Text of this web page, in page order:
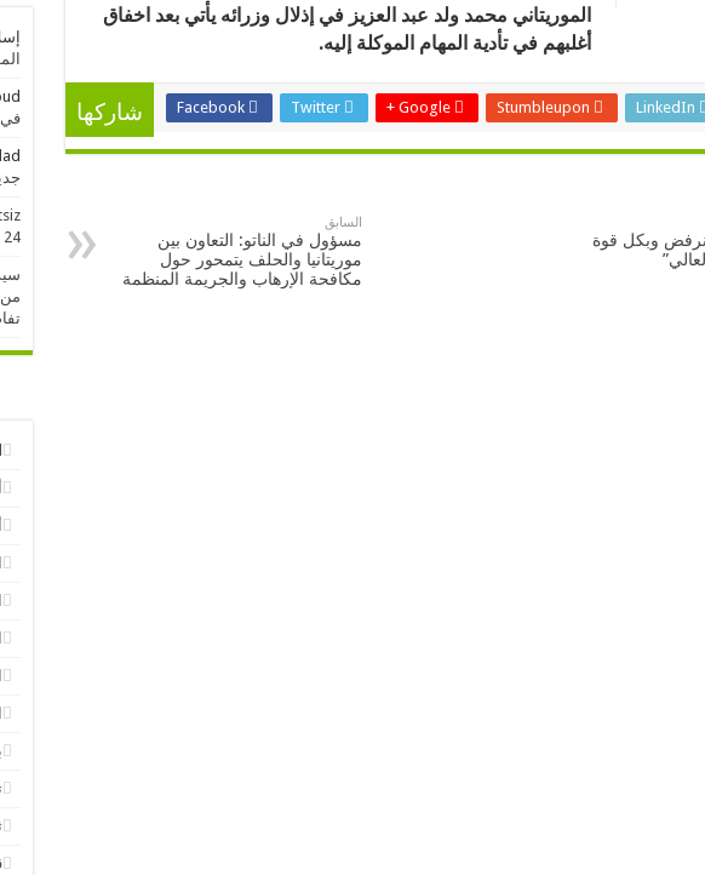
الموريتاني محمد ولد عبد العزيز في إذلال وزرائه يأتي بعد اخفاق
أغلبهم في تأدية المهام الموكلة إليه.
شاركها Facebook Twitter Google + Stumbleupon LinkedIn
السابق
مسؤول في الناتو: التعاون بين
موريتانيا والحلف يتمحور حول
مكافحة الإرهاب والجريمة المنظمة
وبكل قوة
في
جديدة
24 ساعة الماضية
من